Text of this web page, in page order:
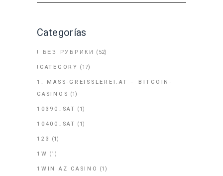
Categorías
! БЕЗ РУБРИКИ (52)
!CATEGORY (17)
1. MASS-GREISSLEREI.AT – BITCOIN-
CASINOS (1)
10390_SAT (1)
10400_SAT (1)
123 (1)
1W (1)
1WIN AZ CASINO (1)